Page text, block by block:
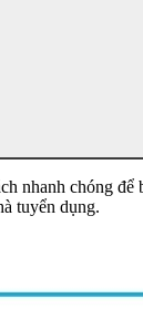
nhanh chóng
tuyển dụng.